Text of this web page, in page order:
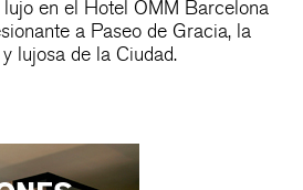
en el Hotel OMM Barcelona
a Paseo de Gracia, la
lujosa de la Ciudad.